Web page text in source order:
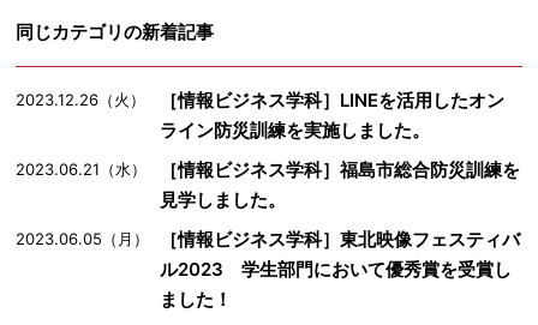
同じカテゴリの新着記事
2023.12.26（火）
［情報ビジネス学科］LINEを活用したオン
ライン防災訓練を実施しました。
2023.06.21（水）
［情報ビジネス学科］福島市総合防災訓練を
見学しました。
2023.06.05（月）
［情報ビジネス学科］東北映像フェスティバ
ル2023 学生部門において優秀賞を受賞し
ました！